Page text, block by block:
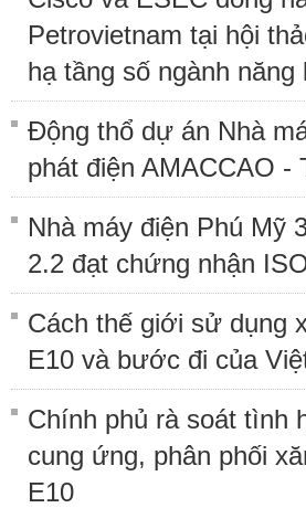
Petrovietnam tại hội
hạ tầng số ngành năng
Động thổ dự án Nhà
phát điện AMACCAO -
Nhà máy điện Phú Mỹ
2.2 đạt chứng nhận
Cách thế giới sử dụng
E10 và bước đi của
Chính phủ rà soát tình
cung ứng, phân phối
E10